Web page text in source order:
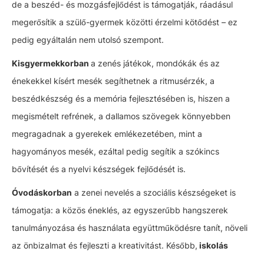
de a beszéd- és mozgásfejlődést is támogatják, ráadásul
megerősítik a szülő-gyermek közötti érzelmi kötődést – ez
pedig egyáltalán nem utolsó szempont.
Kisgyermekkorban a zenés játékok, mondókák és az
énekekkel kísért mesék segíthetnek a ritmusérzék, a
beszédkészség és a memória fejlesztésében is, hiszen a
megismételt refrének, a dallamos szövegek könnyebben
megragadnak a gyerekek emlékezetében, mint a
hagyományos mesék, ezáltal pedig segítik a szókincs
bővítését és a nyelvi készségek fejlődését is.
Óvodáskorban a zenei nevelés a szociális készségeket is
támogatja: a közös éneklés, az egyszerűbb hangszerek
tanulmányozása és használata együttműködésre tanít, növeli
az önbizalmat és fejleszti a kreativitást. Később, iskolás